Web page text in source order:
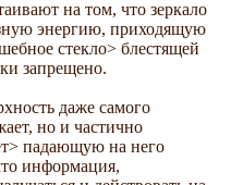
на том, что зеркало
энергию, приходящую
стекло> блестящей
запрещено.
даже самого
но и частично
падающую на него
информация,